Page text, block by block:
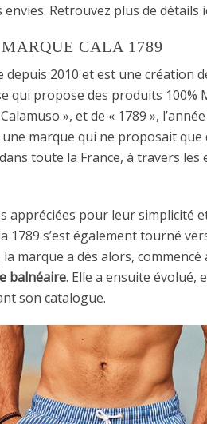
Retrouvez plus de détails
CALA 1789
depuis 2010 et est une création
qui propose des produits 100%
», et de « 1789 »,
marque qui ne proposait que
toute la France, à travers les
appréciées pour leur simplicité
1789 s’est également tourné
la marque a dès alors,
balnéaire. Elle a ensuite évolué,
son catalogue.